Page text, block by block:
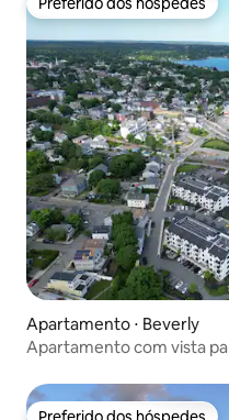
Preferido dos hóspedes
Apartamento ⋅ Beverly
Apartamento com vista